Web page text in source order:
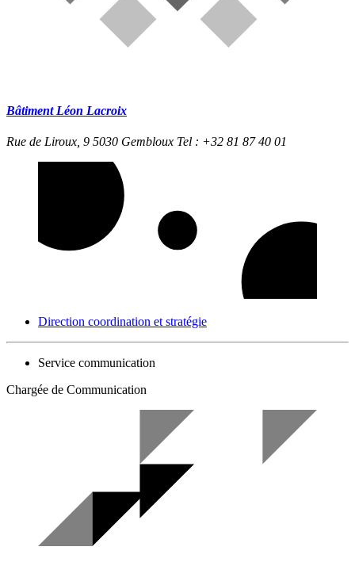
Bâtiment Léon Lacroix
Rue de Liroux, 9 5030 Gembloux Tel : +32 81 87 40 01
Direction coordination et stratégie
Service communication
Chargée de Communication